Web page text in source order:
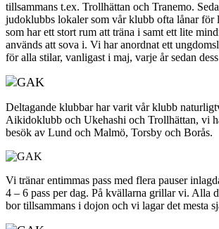
tillsammans t.ex. Trollhättan och Tranemo.
judoklubbs lokaler som vår klubb ofta lånar för
som har ett stort rum att träna i samt ett lite
används att sova i. Vi har anordnat ett
för alla stilar, vanligast i maj, varje år sedan
Deltagande klubbar har varit vår klubb
Aikidoklubb och Ukehashi och Trollhättan, vi
besök av Lund och Malmö, Torsby och Borås.
Vi tränar entimmas pass med flera pauser
4 – 6 pass per dag. På kvällarna grillar vi. Alla
bor tillsammans i dojon och vi lagar det mesta